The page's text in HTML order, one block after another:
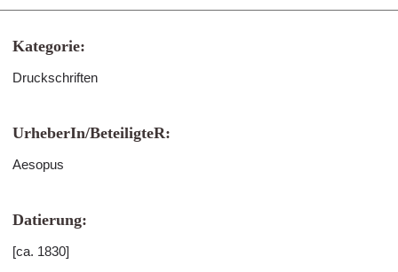
Kategorie:
Druckschriften
UrheberIn/BeteiligteR:
Aesopus
Datierung:
[ca. 1830]